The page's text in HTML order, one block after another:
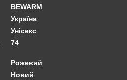
BEWARM
Україна
Унісекс
74
Рожевий
Новий